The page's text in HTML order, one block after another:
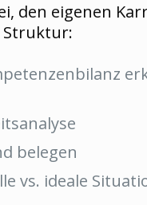
den eigenen
Struktur:
belegen
vs. ideale